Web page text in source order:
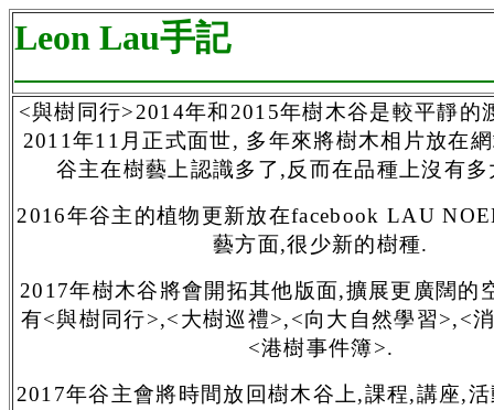
Leon Lau手記
<與樹同行>2014年和2015年樹木谷是較平靜的
2011年11月正式面世, 多年來將樹木相片放在
谷主在樹藝上認識多了,反而在品種上沒有
2016年谷主的植物更新放在facebook LAU
藝方面,很少新的樹種.
2017年樹木谷將會開拓其他版面,擴展更廣闊的
有<與樹同行>,<大樹巡禮>,<向大自然學習>,<
<港樹事件簿>.
2017年谷主會將時間放回樹木谷上,課程,講座,